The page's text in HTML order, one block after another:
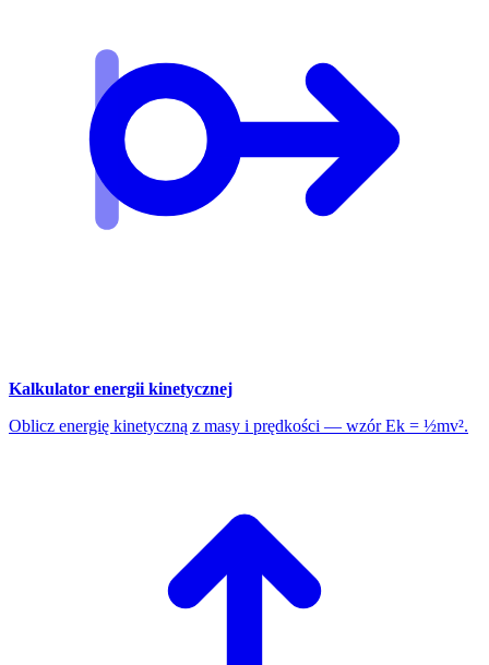
Kalkulator energii kinetycznej
Oblicz energię kinetyczną z masy i prędkości — wzór Ek = ½mv².